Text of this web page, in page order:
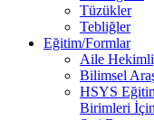
Tüzükler
Tebliğler
Eğitim/Formlar
Aile
Bilimsel
HSYS
Birimleri